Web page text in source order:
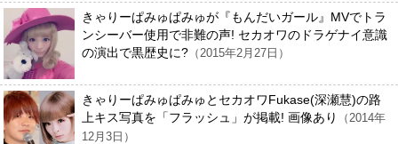
きゃりーぱみゅぱみゅが『もんだいガール』MVでトラ
ンシーバー使用で非難の声! セカオワのドラゲナイ意識
の演出で黒歴史に? （2015年2月27日）
きゃりーぱみゅぱみゅとセカオワFukase(深瀬慧)の路
上キス写真を「フラッシュ」が掲載! 画像あり
（2014年
12月3日）